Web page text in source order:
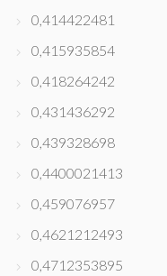
0,414422481
0,415935854
0,418264242
0,431436292
0,439328698
0,4400021413
0,459076957
0,4621212493
0,4712353895